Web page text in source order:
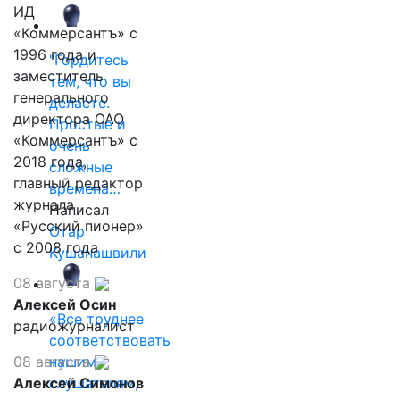
"Гордитесь
тем, что вы
делаете.
Простые и
очень
сложные
времена…
Написал
Отар
Кушанашвили
«Все труднее
соответствовать
нашим
слушателям,
ИД
«Коммерсантъ» с
1996 года и
заместитель
генерального
директора ОАО
«Коммерсантъ» с
2018 года,
главный редактор
журнала
«Русский пионер»
с 2008 года
08 августа
Алексей Осин
радиожурналист
08 августа
Алексей Симонов